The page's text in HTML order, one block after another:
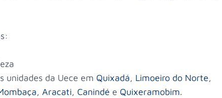
unidades da Uece em Quixadá, Limoeiro do Norte,
, Aracati, Canindé e Quixeramobim.